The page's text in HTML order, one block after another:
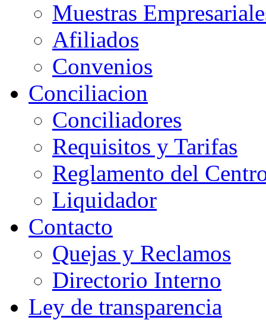
Muestras
Afiliados
Convenios
Conciliacion
Conciliadores
Requisitos y Tarifas
Reglamento del
Liquidador
Contacto
Quejas y Reclamos
Directorio Interno
Ley de transparencia